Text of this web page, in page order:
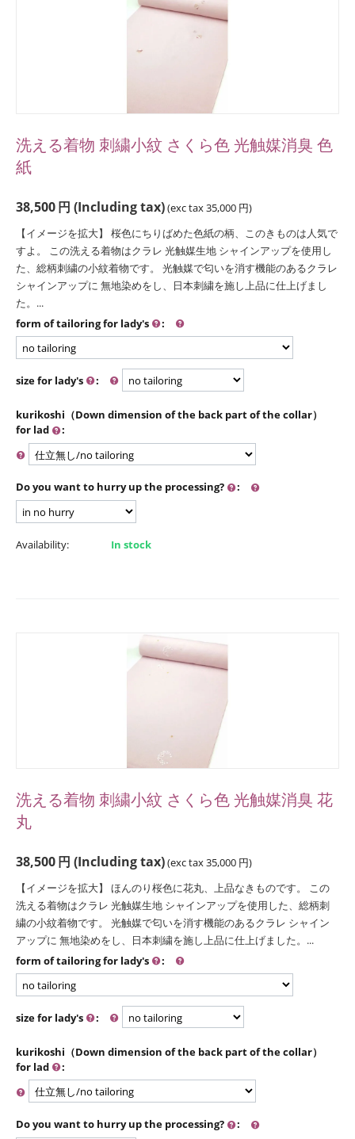
洗える着物 刺繍小紋 さくら色 光触媒消臭 色
紙
38,500円 (Including tax)(exc tax35,000 円)
【イメージを拡大】 桜色にちりばめた色紙の柄、このきものは人気で
すよ。 この洗える着物はクラレ 光触媒生地 シャインアップを使用し
た、総柄刺繍の小紋着物です。 光触媒で匂いを消す機能のあるクラレ
シャインアップに 無地染めをし、日本刺繍を施し上品に仕上げまし
た。...
form of tailoring for lady's
:
size for lady's :
kurikoshi（Down dimension of the back part of the collar）
for lad
:
Do you want to hurry up the processing? :
Availability: In stock
洗える着物 刺繍小紋 さくら色 光触媒消臭 花
丸
38,500円 (Including tax)(exc tax35,000 円)
【イメージを拡大】 ほんのり桜色に花丸、上品なきものです。 この
洗える着物はクラレ 光触媒生地 シャインアップを使用した、総柄刺
繍の小紋着物です。 光触媒で匂いを消す機能のあるクラレ シャイン
アップに 無地染めをし、日本刺繍を施し上品に仕上げました。...
form of tailoring for lady's
:
size for lady's :
kurikoshi（Down dimension of the back part of the collar）
for lad
:
Do you want to hurry up the processing? :